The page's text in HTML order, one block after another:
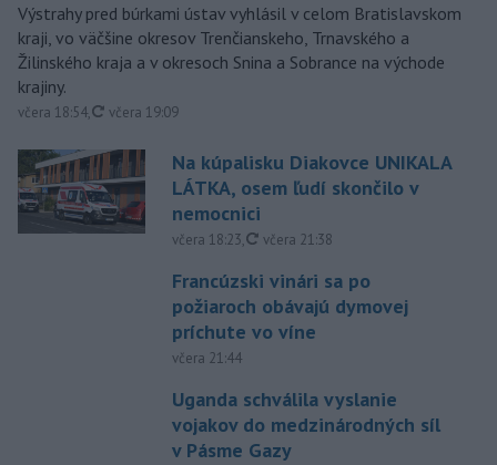
Výstrahy pred búrkami ústav vyhlásil v celom Bratislavskom
kraji, vo väčšine okresov Trenčianskeho, Trnavského a
Žilinského kraja a v okresoch Snina a Sobrance na východe
krajiny.
včera 18:54, aktualizované
včera 19:09
Na kúpalisku Diakovce UNIKALA
LÁTKA, osem ľudí skončilo v
nemocnici
včera 18:23, aktualizované
včera 21:38
Francúzski vinári sa po
požiaroch obávajú dymovej
príchute vo víne
včera 21:44
Uganda schválila vyslanie
vojakov do medzinárodných síl
v Pásme Gazy